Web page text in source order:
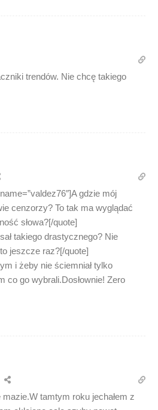
trendów. Nie chcę takiego
gdzie mój
cenzorzy? To tak ma wyglądać
słowa?[/quote]
takiego drastycznego? Nie
jeszcze raz?[/quote]
i żeby nie ściemniał tylko
co go wybrali.Dosłownie! Zero
tamtym roku jechałem z